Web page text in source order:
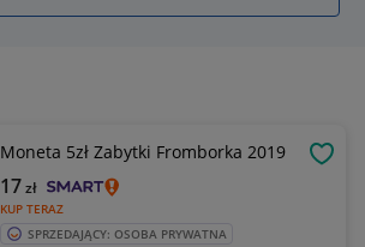
Moneta 5zł Zabytki Fromborka 2019
KUP TERAZ
17zł
SPRZEDAJĄCY: OSOBA PRYWATNA